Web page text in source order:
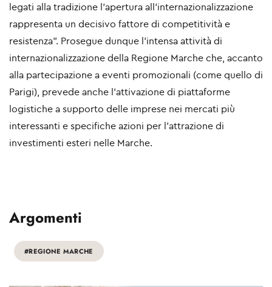
legati alla tradizione l’apertura all’internazionalizzazione
rappresenta un decisivo fattore di competitività e
resistenza”. Prosegue dunque l’intensa attività di
internazionalizzazione della Regione Marche che, accanto
alla partecipazione a eventi promozionali (come quello di
Parigi), prevede anche l’attivazione di piattaforme
logistiche a supporto delle imprese nei mercati più
interessanti e specifiche azioni per l’attrazione di
investimenti esteri nelle Marche.
Argomenti
#REGIONE MARCHE